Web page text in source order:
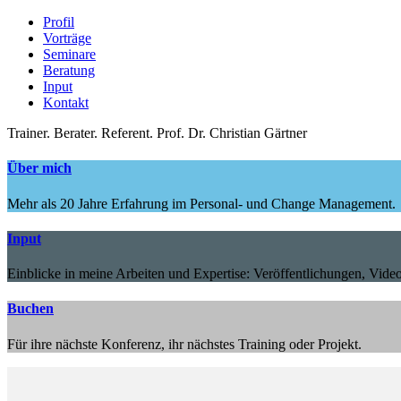
Profil
Vorträge
Seminare
Beratung
Input
Kontakt
Trainer. Berater. Referent. Prof. Dr. Christian Gärtner
Über mich
Mehr als 20 Jahre Erfahrung im Personal- und Change Management.
Input
Einblicke in meine Arbeiten und Expertise: Veröffentlichungen,
Buchen
Für ihre nächste Konferenz, ihr nächstes Training oder Projekt.